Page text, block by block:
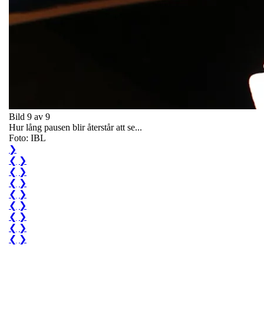
Bild 9 av 9
Hur lång pausen blir återstår att se...
Foto: IBL
❯
❮ ❯
❮ ❯
❮ ❯
❮ ❯
❮ ❯
❮ ❯
❮ ❯
❮ ❯